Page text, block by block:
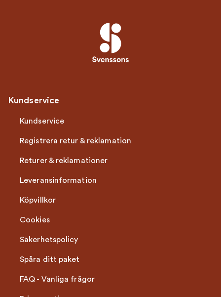
Kundservice
Kundservice
Registrera retur & reklamation
Returer & reklamationer
Leveransinformation
Köpvillkor
Cookies
Säkerhetspolicy
Spåra ditt paket
FAQ - Vanliga frågor